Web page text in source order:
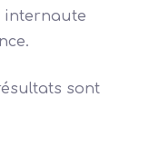
internaute
sont